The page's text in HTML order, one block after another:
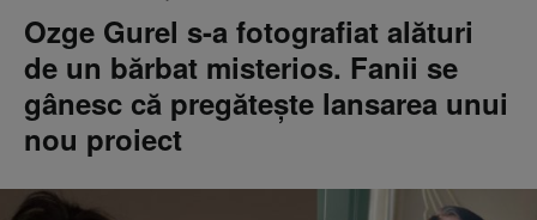
Ozge Gurel s-a fotografiat alături
de un bărbat misterios. Fanii se
gânesc că pregătește lansarea unui
nou proiect